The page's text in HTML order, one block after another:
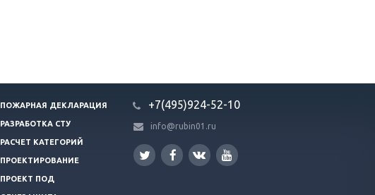
ПОЖАРНАЯ ДЕКЛАРАЦИЯ
РАЗРАБОТКА СТУ
РАСЧЕТ КАТЕГОРИЙ
ПРОЕКТИРОВАНИЕ
ПРОЕКТ ПОД
+7(495)924-52-10
info@rubin01.ru